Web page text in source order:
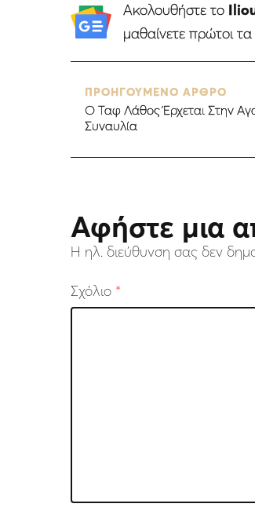
Ακολουθήστε το
μαθαίνετε πρώτοι
ΠΡΟΗΓΟΥΜΕΝΟ ΑΡΘΡΟ
Ο Ταφ Λάθος Έρχεται Στην
Συναυλία
Αφήστε μια
Η ηλ. διεύθυνση σας δεν
Σχόλιο *